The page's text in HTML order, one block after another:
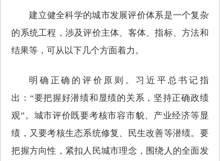
建立健全科学的城市发展评价体系是一个复杂
的系统工程，涉及评价主体、客体、指标、方法和
结果等，可从以下几个方面着力。
明确正确的评价原则。习近平总书记指
出：“要把握好潜绩和显绩的关系，坚持正确政绩
观”。城市评价既要考核市容市貌、产业经济等显
绩，又要考核生态系统修复、民生改善等潜绩。要
把握方向性，紧扣人民城市理念，围绕人的全面发